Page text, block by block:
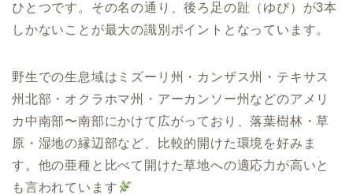
ひとつです。その名の通り、後ろ足の趾（ゆび）が3本
しかないことが最大の識別ポイントとなっています。
野生での生息域はミズーリ州・カンザス州・テキサス
州北部・オクラホマ州・アーカンソー州などのアメリ
カ中南部〜南部にかけて広がっており、落葉樹林・草
原・湿地の縁辺部など、比較的開けた環境を好みま
す。他の亜種と比べて開けた草地への適応力が高いと
も言われています